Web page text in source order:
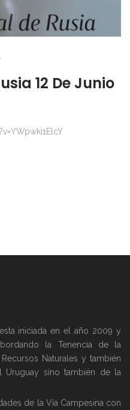
12 De Junio
iniciada en el año 2009 y
la Tenencia de la
Naturales y también
Uruguay sino también de la
de la Vía Campesina con